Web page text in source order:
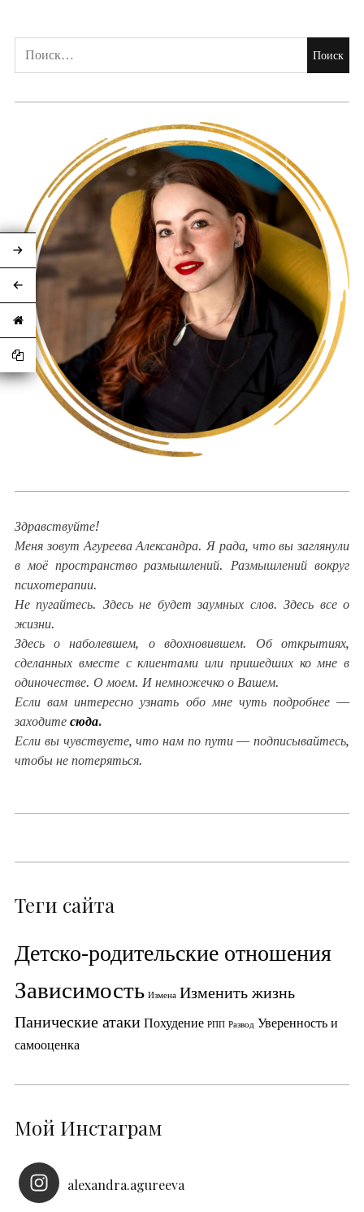
Здравствуйте!
Меня зовут Агуреева Александра. Я рада, что вы заглянули
в моё пространство размышлений. Размышлений вокруг
психотерапии.
Не пугайтесь. Здесь не будет заумных слов. Здесь все о
жизни.
Здесь о наболевшем, о вдохновившем. Об открытиях,
сделанных вместе с клиентами или пришедших ко мне в
одиночестве. О моем. И немножечко о Вашем.
Если вам интересно узнать обо мне чуть подробнее —
заходите сюда.
Если вы чувствуете, что нам по пути — подписывайтесь,
чтобы не потеряться.
Теги сайта
Детско-родительские отношения
Зависимость Измена Изменить жизнь
Панические атаки Похудение РПП Развод Уверенность и
самооценка
Мой Инстаграм
alexandra.agureeva